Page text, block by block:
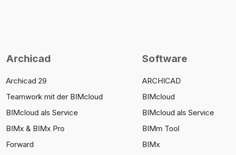
Archicad
Archicad 29
Teamwork mit der BIMcloud
BIMcloud als Service
BIMx & BIMx Pro
Forward
Software
ARCHICAD
BIMcloud
BIMcloud als Service
BIMm Tool
BIMx